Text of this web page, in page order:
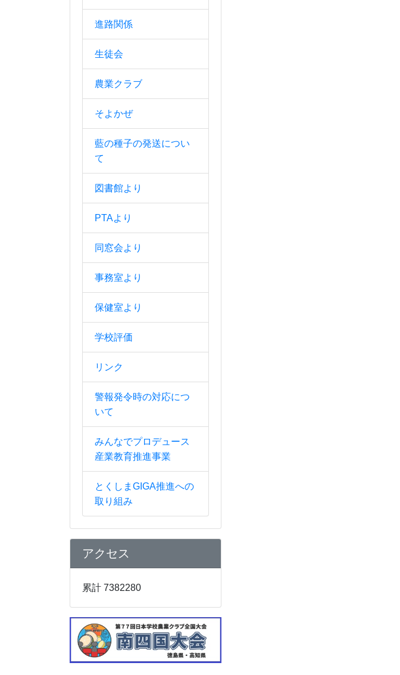
進路関係
生徒会
農業クラブ
そよかぜ
藍の種子の発送につい
て
図書館より
PTAより
同窓会より
事務室より
保健室より
学校評価
リンク
警報発令時の対応につ
いて
みんなでプロデュース
産業教育推進事業
とくしまGIGA推進への
取り組み
アクセス
累計 7382280